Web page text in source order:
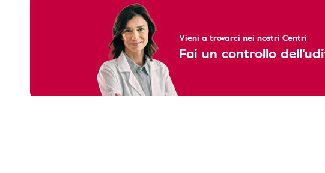
Vieni a trovarci nei nostri Centri
Fai un controllo